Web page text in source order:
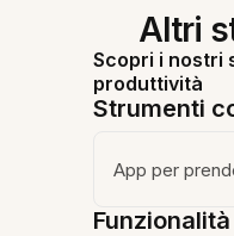
Altri
Scopri i nostri
produttività
Strumenti
App per